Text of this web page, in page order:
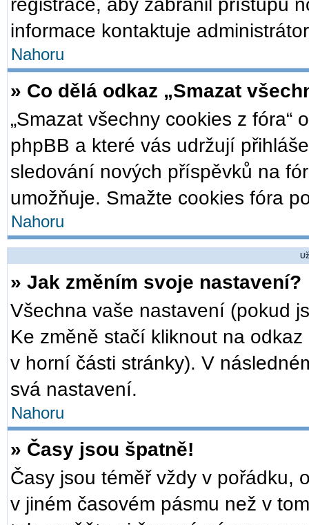
informace kontaktuje
Nahoru
» Co dělá odkaz „Smazat
„Smazat všechny cookies z
phpBB a které vás udržují
sledování nových příspěvků na
umožňuje. Smažte cookies fóra
Nahoru
» Jak změním svoje nastavení?
Všechna vaše nastavení (pokud
Ke změně stačí kliknout na odkaz
v horní části stránky). V
svá nastavení.
Nahoru
» Časy jsou špatně!
Časy jsou téměř vždy v pořádku,
v jiném časovém pásmu než v